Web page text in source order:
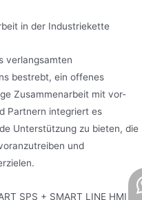
in der Industriekette
verlangsamten
bestrebt, ein offenes
Zusammenarbeit mit vor-
Partnern integriert es
Unterstützung zu bieten, die
und
SPS + SMART LINE HMI